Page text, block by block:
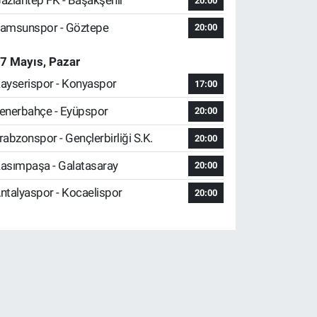
- Göztepe 20:00
Mayıs, Pazar
- Konyaspor
17:00
- Eyüpspor 20:00
- Gençlerbirliği S.K. 20:00
- Galatasaray 20:00
- Kocaelispor 20:00